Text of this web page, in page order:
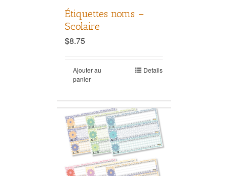
Étiquettes noms –
Scolaire
$8.75
Ajouter au
panier
Details